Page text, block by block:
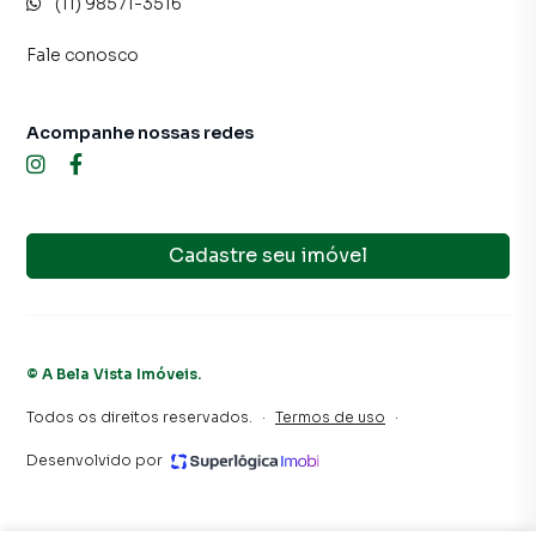
Fale conosco
Cadastre seu imóvel
Acompanhe nossas redes
© A Bela Vista Imóveis.
Todos os direitos reservados. · Termos de uso ·
Desenvolvido por